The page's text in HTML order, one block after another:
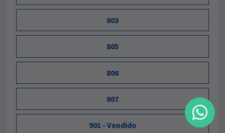
803
805
806
807
901 - Vendido